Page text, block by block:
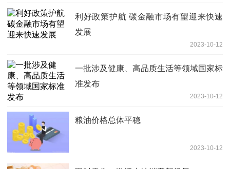
利好政策护航 碳金融市场有望迎来快速
发展
2023-10-12
一批涉及健康、高品质生活等领域国家标
准发布
2023-10-12
粮油价格总体平稳
2023-10-12